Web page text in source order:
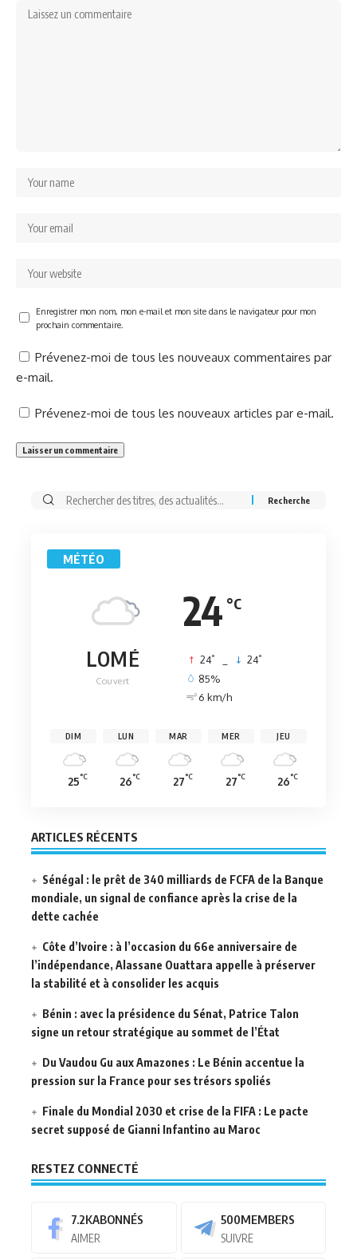
Enregistrer mon nom, mon e-mail et mon site dans le navigateur pour mon
prochain commentaire.
Prévenez-moi de tous les nouveaux commentaires par
e-mail.
Prévenez-moi de tous les nouveaux articles par e-mail.
Rechercher:
MÉTÉO
24 °C
LOMÉ
Couvert
24° 24°
85%
6 km/h
DIM
25°C
LUN
26°C
MAR
27°C
MER
27°C
JEU
26°C
ARTICLES RÉCENTS
Sénégal : le prêt de 340 milliards de FCFA de la Banque
mondiale, un signal de confiance après la crise de la
dette cachée
Côte d’Ivoire : à l’occasion du 66e anniversaire de
l’indépendance, Alassane Ouattara appelle à préserver
la stabilité et à consolider les acquis
Bénin : avec la présidence du Sénat, Patrice Talon
signe un retour stratégique au sommet de l’État
Du Vaudou Gu aux Amazones : Le Bénin accentue la
pression sur la France pour ses trésors spoliés
Finale du Mondial 2030 et crise de la FIFA : Le pacte
secret supposé de Gianni Infantino au Maroc
RESTEZ CONNECTÉ
7.2KABONNÉS
AIMER
500MEMBERS
SUIVRE